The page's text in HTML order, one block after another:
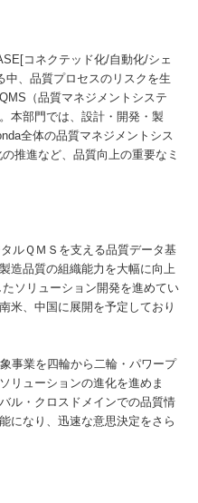
コネクテッド化/自動化/シェ
中、品質プロセスのリスクを生
（品質マネジメントシステ
本部門では、設計・開発・製
全体の品質マネジメントシス
推進など、品質向上の重要なミ
ルＱＭＳを支える品質データ基
造品質の組織能力を大幅に向上
ソリューション開発を進めてい
米、中国に展開を予定しており
事業を四輪から二輪・パワープ
リューションの進化を進めま
ル・クロスドメインでの品質情
になり、迅速な意思決定をさら